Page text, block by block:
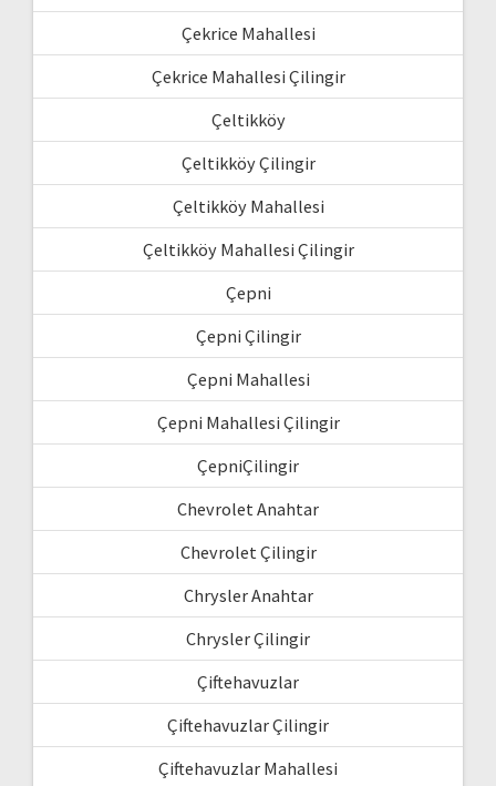
Çekrice Mahallesi
Çekrice Mahallesi Çilingir
Çeltikköy
Çeltikköy Çilingir
Çeltikköy Mahallesi
Çeltikköy Mahallesi Çilingir
Çepni
Çepni Çilingir
Çepni Mahallesi
Çepni Mahallesi Çilingir
ÇepniÇilingir
Chevrolet Anahtar
Chevrolet Çilingir
Chrysler Anahtar
Chrysler Çilingir
Çiftehavuzlar
Çiftehavuzlar Çilingir
Çiftehavuzlar Mahallesi